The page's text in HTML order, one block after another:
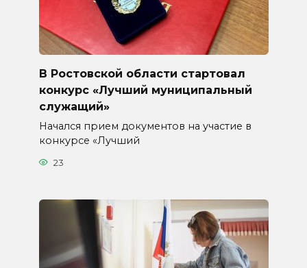
В Ростовской области стартовал
конкурс «Лучший муниципальный
служащий»
Начался прием документов на участие в
конкурсе «Лучший
23